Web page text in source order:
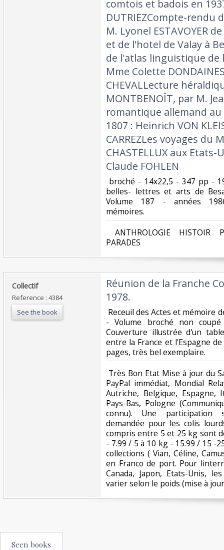
comtois et badois en
DUTRIEZCompte-rendu
M. Lyonel ESTAVOYER
et de l'hotel de Valay à
de l'atlas linguistique de
Mme Colette
CHEVALLecture
MONTBENOÎT, par M.
romantique allemand au
1807 : Heinrich VON
CARREZLes voyages du
CHASTELLUX aux Etats-
Claude FOHLEN‎
broché - 14x22,5 - 347 pp -
belles- lettres et arts de
Volume 187 - années
mémoires. ‎
ANTHROLOGIE HISTOIR
PARADES‎
‎Collectif‎
Reference : 4384
See the book
‎Réunion de la Franche
1978.‎
Receuil des Actes et mémoire
- Volume broché non
Couverture illustrée d'un
entre la France et l'Espagne
pages, très bel exemplaire.‎
Très Bon Etat Mise à jour du
PayPal immédiat, Mondial
Autriche, Belgique, Espagne,
Pays-Bas, Pologne
connu). Une participation
demandée pour les colis
compris entre 5 et 25 kg sont
- 7.99 / 5 à 10 kg - 15.99 / 15 -
collections ( Vian, Céline,
en Franco de port. Pour
Canada, Japon, Etats-Unis,
varier selon le poids (mise à
Seen books